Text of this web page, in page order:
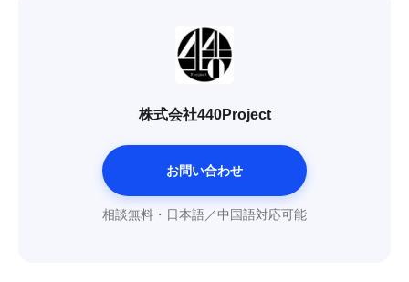
株式会社440Project
お問い合わせ
相談無料・日本語／中国語対応可能